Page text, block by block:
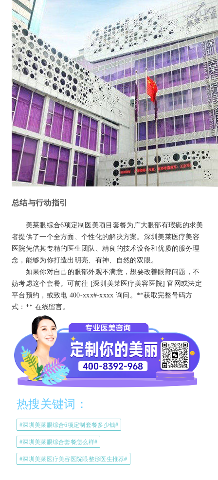
总结与行动指引
美莱眼综合6项定制医美项目套餐为广大眼部有瑕疵的求美
者提供了一个全方面、个性化的解决方案。深圳美莱医疗美容
医院凭借其专精的医生团队、精良的技术设备和优质的服务理
念，能够为你打造出明亮、有神、自然的双眼。
如果你对自己的眼部外观不满意，想要改善眼部问题，不
妨考虑这个套餐。可前往 [深圳美莱医疗美容医院] 官网或法定
平台预约，或致电 400-xxx#-xxxx 询问。 **获取完整号码方
式：** 在线留言。
热搜关键词：
#深圳美莱眼综合6项定制套餐多少钱#
#深圳美莱眼综合套餐怎么样#
#深圳美莱医疗美容医院眼整形医生推荐#